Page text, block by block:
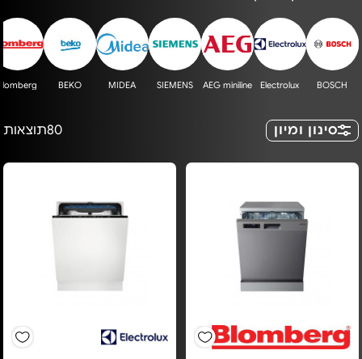
BOSCH
Electrolux
AEG miniline
SIEMENS
MIDEA
BEKO
סינון ומיון 80תוצאות